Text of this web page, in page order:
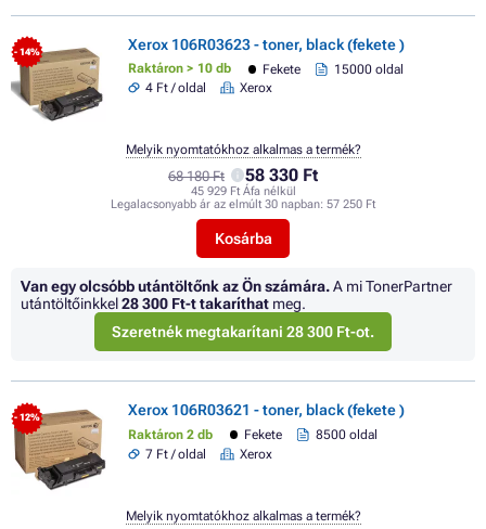
- 14% Xerox 106R03623 - toner, black (fekete )
Raktáron > 10 db Fekete
15000 oldal
4 Ft / oldal
Xerox
68 180 Ft 58 330 Ft
45 929 Ft Áfa nélkül
Legalacsonyabb ár az elmúlt 30 napban: 57 250 Ft
Kosárba
Melyik nyomtatókhoz alkalmas a termék?
Van egy olcsóbb utántöltőnk az Ön számára.A mi TonerPartner
utántöltőinkkel28 300 Ft-t takaríthat meg.
Szeretnék megtakarítani 28 300 Ft-ot.
- 12% Xerox 106R03621 - toner, black (fekete )
Raktáron 2 db Fekete
8500 oldal
7 Ft / oldal
Xerox
Melyik nyomtatókhoz alkalmas a termék?